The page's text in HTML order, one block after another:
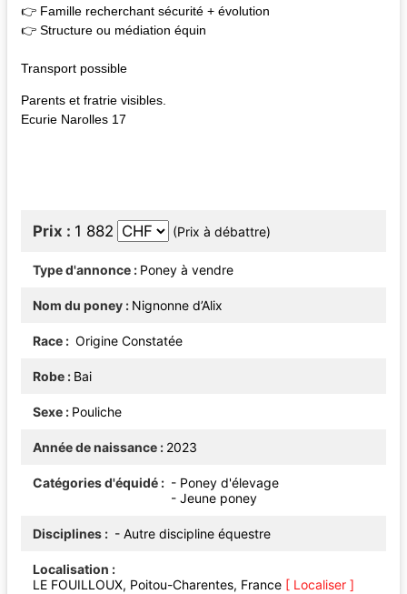
👉 Famille recherchant sécurité + évolution
👉 Structure ou médiation équin
Transport possible
Parents et fratrie visibles.
Ecurie Narolles 17
Prix 1 882 (Prix à débattre)
Type d'annonce Poney à vendre
Nom du poney Nignonne d’Alix
Race Origine Constatée
Robe Bai
Sexe Pouliche
Année de naissance 2023
Catégories d'équidé
- Poney d'élevage
- Jeune poney
Disciplines - Autre discipline équestre
Localisation
LE FOUILLOUX, Poitou-Charentes, France [ Localiser ]